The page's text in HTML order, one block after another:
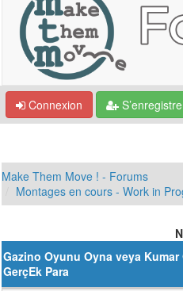
Connexion
Make Them Move ! - Forums
Montages en cours - Work in
Gazino Oyunu Oyna veya Kumar
GerçEk Para